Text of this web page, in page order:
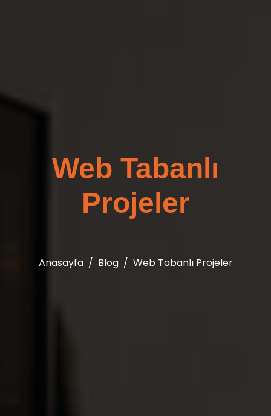
Web Tabanlı
Projeler
Anasayfa Blog Web Tabanlı Projeler